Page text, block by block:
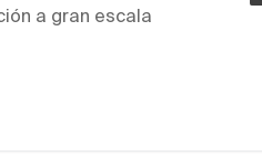
a gran escala